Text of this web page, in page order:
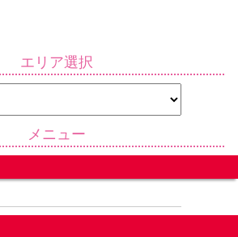
エリア選択
メニュー